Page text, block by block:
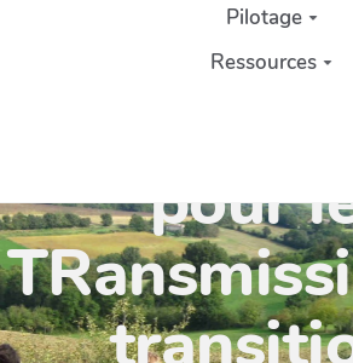
Pilotage
Ressources
pour